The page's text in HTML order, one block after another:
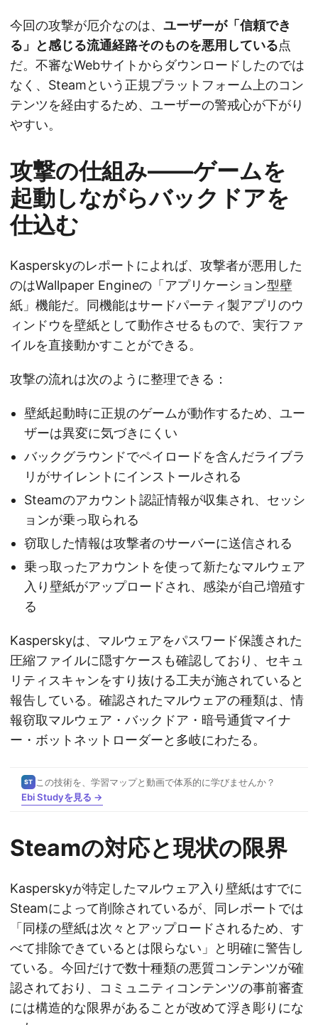
今回の攻撃が厄介なのは、 ユーザーが「信頼でき
る」と感じる流通経路そのものを悪用している点
だ。不審なWebサイトからダウンロードしたのでは
なく、Steamという正規プラットフォーム上のコン
テンツを経由するため、ユーザーの警戒心が下がり
やすい。
攻撃の仕組み——ゲームを
起動しながらバックドアを
仕込む
Kasperskyのレポートによれば、攻撃者が悪用した
のはWallpaper Engineの「アプリケーション型壁
紙」機能だ。同機能はサードパーティ製アプリのウ
ィンドウを壁紙として動作させるもので、実行ファ
イルを直接動かすことができる。
攻撃の流れは次のように整理できる：
壁紙起動時に正規のゲームが動作するため、ユー
ザーは異変に気づきにくい
バックグラウンドでペイロードを含んだライブラ
リがサイレントにインストールされる
Steamのアカウント認証情報が収集され、セッシ
ョンが乗っ取られる
窃取した情報は攻撃者のサーバーに送信される
乗っ取ったアカウントを使って新たなマルウェア
入り壁紙がアップロードされ、感染が自己増殖す
る
Kasperskyは、マルウェアをパスワード保護された
圧縮ファイルに隠すケースも確認しており、セキュ
リティスキャンをすり抜ける工夫が施されていると
報告している。確認されたマルウェアの種類は、情
報窃取マルウェア・バックドア・暗号通貨マイナ
ー・ボットネットローダーと多岐にわたる。
ST
この技術を、学習マップと動画で体系的に学びませんか？
Ebi Studyを見る →
Steamの対応と現状の限界
Kasperskyが特定したマルウェア入り壁紙はすでに
Steamによって削除されているが、同レポートでは
「同様の壁紙は次々とアップロードされるため、す
べて排除できているとは限らない」と明確に警告し
ている。今回だけで数十種類の悪質コンテンツが確
認されており、コミュニティコンテンツの事前審査
には構造的な限界があることが改めて浮き彫りにな